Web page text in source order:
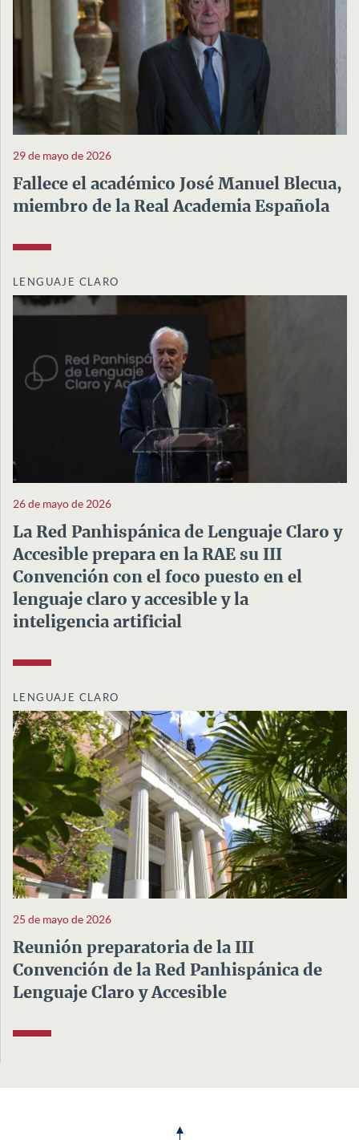
29 de mayo de 2026
Fallece el académico José Manuel Blecua,
miembro de la Real Academia Española
LENGUAJE CLARO
26 de mayo de 2026
La Red Panhispánica de Lenguaje Claro y
Accesible prepara en la RAE su III
Convención con el foco puesto en el
lenguaje claro y accesible y la
inteligencia artificial
LENGUAJE CLARO
25 de mayo de 2026
Reunión preparatoria de la III
Convención de la Red Panhispánica de
Lenguaje Claro y Accesible